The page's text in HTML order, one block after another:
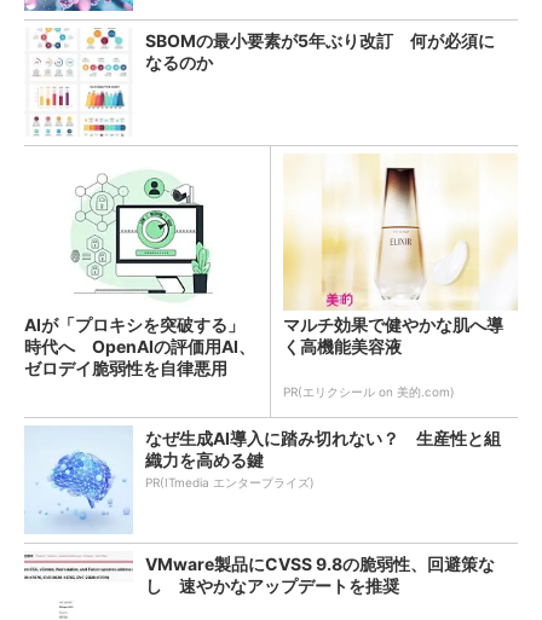
SBOMの最小要素が5年ぶり改訂 何が必須に
なるのか
AIが「プロキシを突破する」
時代へ OpenAIの評価用AI、
ゼロデイ脆弱性を自律悪用
マルチ効果で健やかな肌へ導
く高機能美容液
PR(エリクシール on 美的.com)
なぜ生成AI導入に踏み切れない？ 生産性と組
織力を高める鍵
PR(ITmedia エンタープライズ)
VMware製品にCVSS 9.8の脆弱性、回避策な
し 速やかなアップデートを推奨